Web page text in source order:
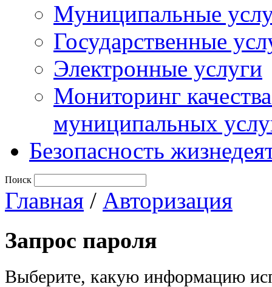
Муниципальные
Государственные
Электронные услуги
Мониторинг
муниципальных
Безопасность
Поиск
Главная / Авторизация
Запрос пароля
Выберите, какую информацию